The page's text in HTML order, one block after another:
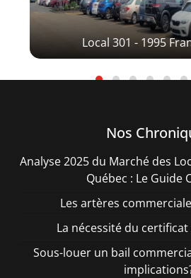
Local 301 - 1995
Nos
Analyse 2025 du Marché des
Québec : Le Guide
Les artères
La nécessité du certificat
Sous-louer un bail